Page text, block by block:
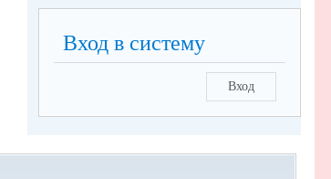
Вход в систему
Вход